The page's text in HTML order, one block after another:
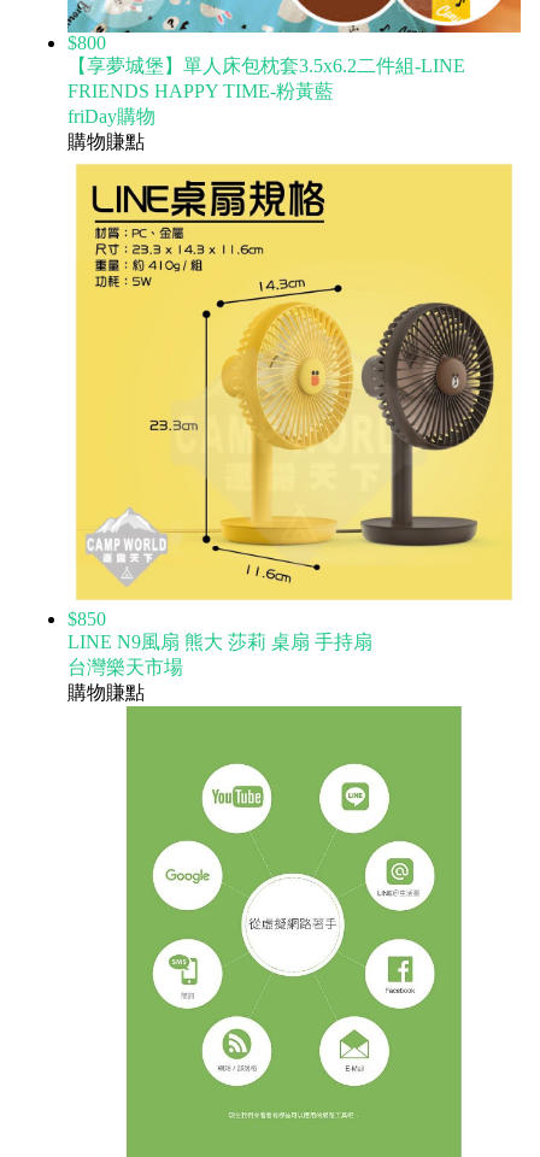
$800
【享夢城堡】單人床包枕套3.5x6.2二件組-LINE
FRIENDS HAPPY TIME-粉黃藍
friDay購物
購物賺點
$850
LINE N9風扇 熊大 莎莉 桌扇 手持扇
台灣樂天市場
購物賺點